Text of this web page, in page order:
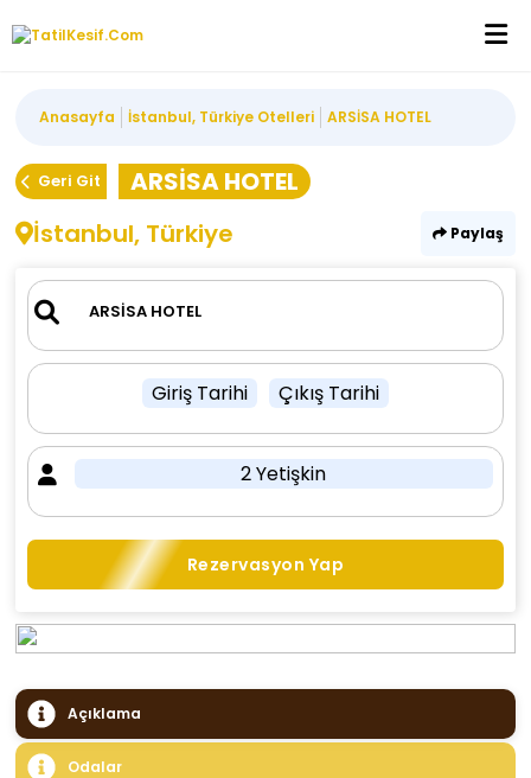
Anasayfa İstanbul, Türkiye Otelleri ARSİSA HOTEL
Geri Git
ARSİSA HOTEL
İstanbul, Türkiye
Paylaş
Giriş Tarihi Çıkış Tarihi
2 Yetişkin
Rezervasyon Yap
Açıklama
Odalar